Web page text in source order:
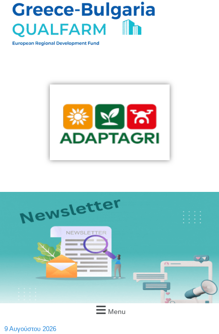
Menu
9 Αυγούστου 2026